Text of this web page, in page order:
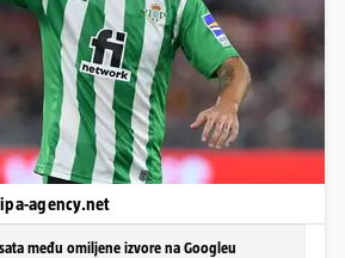
agency.net
među omiljene izvore na Googleu